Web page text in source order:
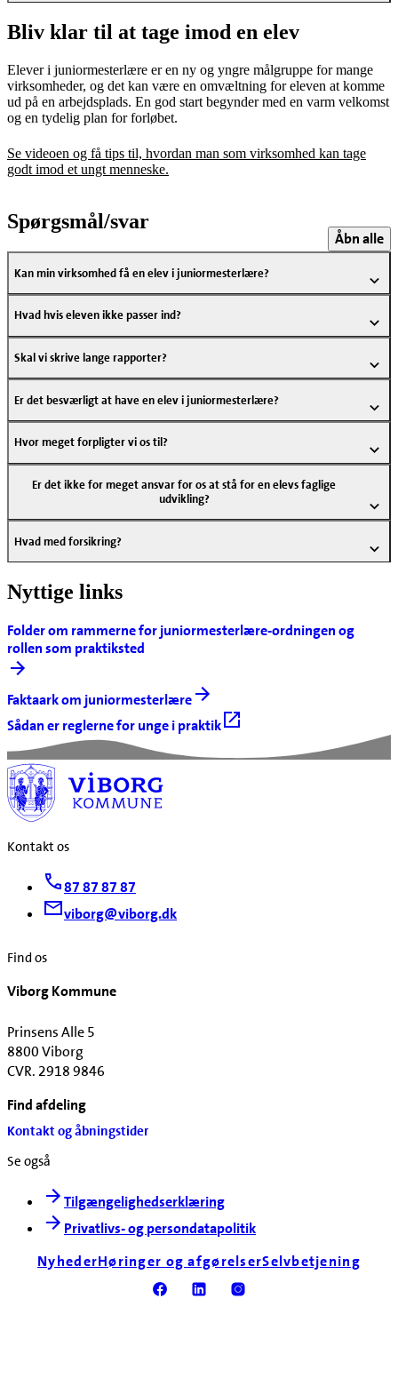
Bliv klar til at tage imod en elev
Elever i juniormesterlære er en ny og yngre målgruppe for mange
virksomheder, og det kan være en omvæltning for eleven at komme
ud på en arbejdsplads. En god start begynder med en varm velkomst
og en tydelig plan for forløbet.
Se videoen og få tips til, hvordan man som virksomhed kan tage
godt imod et ungt menneske.
Spørgsmål/svar
Åbn alle
Kan min virksomhed få en elev i juniormesterlære?
Hvad hvis eleven ikke passer ind?
Skal vi skrive lange rapporter?
Er det besværligt at have en elev i juniormesterlære?
Hvor meget forpligter vi os til?
Er det ikke for meget ansvar for os at stå for en elevs faglige
udvikling?
Hvad med forsikring?
Nyttige links
Folder om rammerne for juniormesterlære-ordningen og
rollen som praktiksted
Faktaark om juniormesterlære
Sådan er reglerne for unge i praktik
Kontakt os
87 87 87 87
viborg@viborg.dk
Find os
Viborg Kommune
Prinsens Alle 5
8800 Viborg
CVR. 2918 9846
Find afdeling
Kontakt og åbningstider
Se også
Tilgængelighedserklæring
Privatlivs- og persondatapolitik
NyhederHøringer og afgørelserSelvbetjening